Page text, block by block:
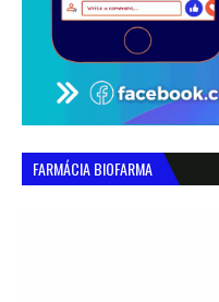
FARMÁCIA BIOFARMA